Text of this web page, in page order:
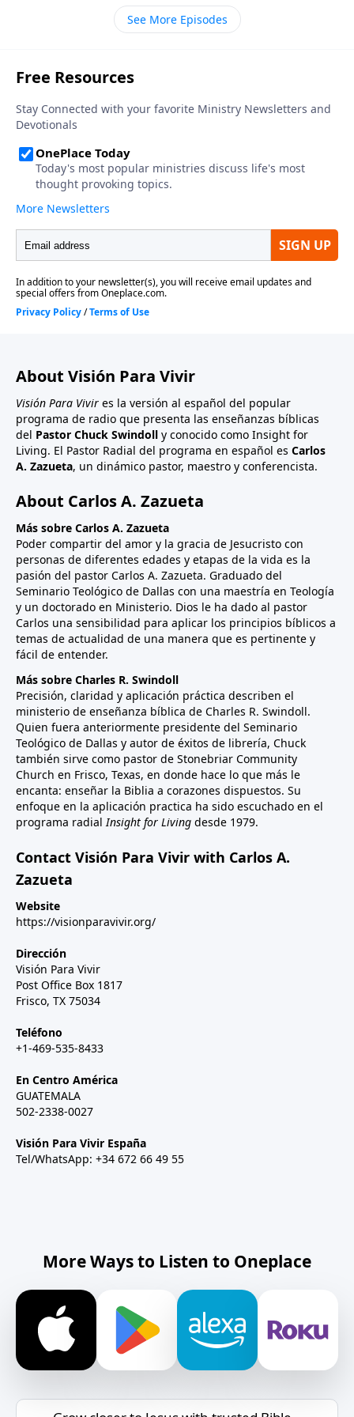
para mucho más que simplemente los pastores de
iglesias de Asia del primer siglo; Cristo quiere
deben motivarnos para servirle con humildad en
todo aspecto de nuestras vidas y a adorarle con
reverencia.
See More Episodes
About Visión Para Vivir
Visión Para Vivir es la versión al español del popular
programa de radio que presenta las enseñanzas bíblicas
del Pastor Chuck Swindoll y conocido como Insight for
Living. El Pastor Radial del programa en español es Carlos
A. Zazueta, un dinámico pastor, maestro y conferencista.
About Carlos A. Zazueta
Más sobre Carlos A. Zazueta
Poder compartir del amor y la gracia de Jesucristo con
personas de diferentes edades y etapas de la vida es la
pasión del pastor Carlos A. Zazueta. Graduado del
Seminario Teológico de Dallas con una maestría en Teología
y un doctorado en Ministerio. Dios le ha dado al pastor
Carlos una sensibilidad para aplicar los principios bíblicos a
temas de actualidad de una manera que es pertinente y
fácil de entender.
Más sobre Charles R. Swindoll
Precisión, claridad y aplicación práctica describen el
ministerio de enseñanza bíblica de Charles R. Swindoll.
Quien fuera anteriormente presidente del Seminario
Teológico de Dallas y autor de éxitos de librería, Chuck
también sirve como pastor de Stonebriar Community
Church en Frisco, Texas, en donde hace lo que más le
encanta: enseñar la Biblia a corazones dispuestos. Su
enfoque en la aplicación practica ha sido escuchado en el
programa radialInsight for Living desde 1979.
Contact Visión Para Vivir with Carlos A.
Zazueta
Website
https://visionparavivir.org/
Dirección
Visión Para Vivir
Post Office Box 1817
Frisco, TX 75034
Teléfono
+1-469-535-8433
En Centro América
GUATEMALA
502-2338-0027
Visión Para Vivir España
Tel/WhatsApp: +34 672 66 49 55
More Ways to Listen to Oneplace